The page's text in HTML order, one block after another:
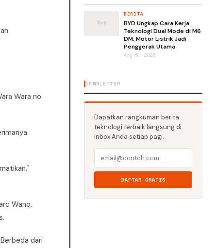
Wara no
Wano,
dari
BERITA
BYD Ungkap Cara Kerja
Teknologi Dual Mode di M6
DM, Motor Listrik Jadi
Penggerak Utama
Aug 6, 2026
NEWSLETTER
Dapatkan rangkuman berita
teknologi terbaik langsung di
inbox Anda setiap pagi.
DAFTAR GRATIS